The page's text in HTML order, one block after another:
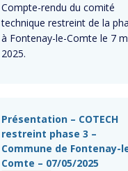
Compte-rendu du comité
technique restreint de la
à Fontenay-le-Comte le 7
2025.
Présentation – COTECH
restreint phase 3 –
Commune de Fontenay-
Comte – 07/05/2025